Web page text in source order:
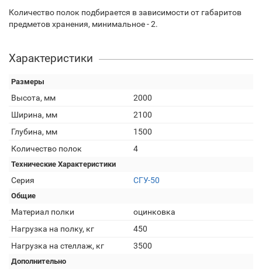
Количество полок подбирается в зависимости от габаритов
предметов хранения, минимальное - 2.
Характеристики
Размеры
Высота, мм
2000
Ширина, мм
2100
Глубина, мм
1500
Количество полок
4
Технические Характеристики
Серия СГУ-50
Общие
Материал полки
оцинковка
Нагрузка на полку, кг
450
Нагрузка на стеллаж, кг
3500
Дополнительно